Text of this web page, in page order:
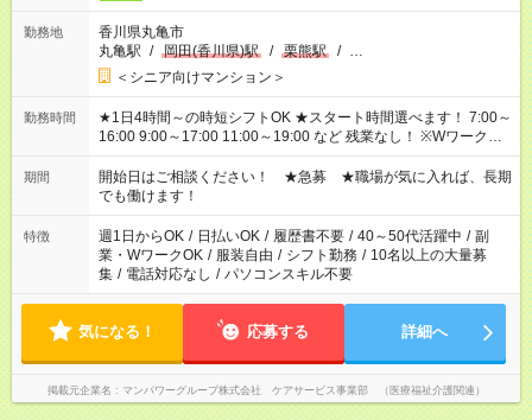
勤務地
香川県丸亀市
丸亀駅 / 岡田(香川県)駅 / 栗熊駅 / …
＜シニア向けマンション＞
勤務時間
★1日4時間～の時短シフトOK ★スタート時間選べます！ 7:00～
16:00 9:00～17:00 11:00～19:00 など 残業なし！ ※Wワークの
場合、他のお仕事と合わせ週40時間超の就業はご案内できませ
ん ※法令に基づき、週20時間以上勤務は社会保険への加入対象
となります ※労働者派遣法（日雇い派遣の原則禁止）により、
短時間・短期間の就業はご案内が難しい場合があります
期間
開始日はご相談ください！ ★急募 ★職場が気に入れば、長期
でも働けます！
特徴 週1日からOK / 日払いOK / 履歴書不要 / 40～50代活躍中 / 副
業・WワークOK / 服装自由 / シフト勤務 / 10名以上の大量募
集 / 電話対応なし / パソコンスキル不要
気になる！ 応募する 詳細へ
掲載元企業名 マンパワーグループ株式会社 ケアサービス事業部 （医療福祉介護関連）